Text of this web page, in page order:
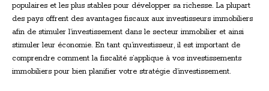
populaires et les plus stables pour développer sa richesse. La plupart
des pays offrent des avantages fiscaux aux investisseurs immobiliers
afin de stimuler l’investissement dans le secteur immobilier et ainsi
stimuler leur économie. En tant qu’investisseur, il est important de
comprendre comment la fiscalité s’applique à vos investissements
immobiliers pour bien planifier votre stratégie d’investissement.